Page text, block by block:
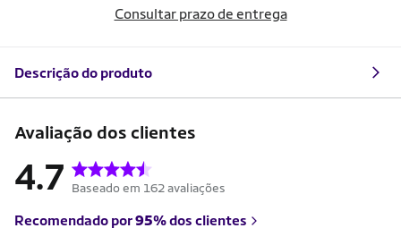
Consultar prazo de entrega
Descrição do produto
Avaliação dos clientes
4.7 Baseado em 162 avaliações
Recomendado por95%dos clientes